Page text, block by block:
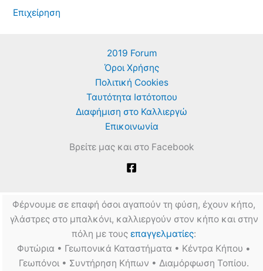
Επιχείρηση
2019 Forum
Όροι Χρήσης
Πολιτική Cookies
Ταυτότητα Ιστότοπου
Διαφήμιση στο Καλλιεργώ
Επικοινωνία
Βρείτε μας και στο Facebook
Φέρνουμε σε επαφή όσοι αγαπούν τη φύση, έχουν κήπο,
γλάστρες στο μπαλκόνι, καλλιεργούν στον κήπο και στην
πόλη με τους επαγγελματίες:
Φυτώρια • Γεωπονικά Καταστήματα • Κέντρα Κήπου •
Γεωπόνοι • Συντήρηση Κήπων • Διαμόρφωση Τοπίου.